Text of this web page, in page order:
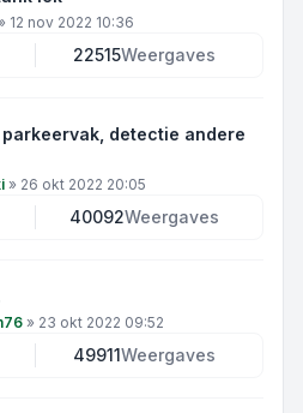
12 nov 2022 10:36
22515Weergaves
detectie andere
» 26 okt 2022 20:05
40092Weergaves
» 23 okt 2022 09:52
49911Weergaves